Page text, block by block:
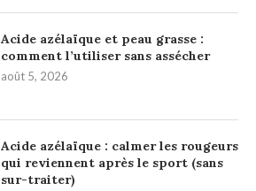
Acide azélaïque et peau grasse :
comment l’utiliser sans assécher
août 5, 2026
Acide azélaïque : calmer les rougeurs
qui reviennent après le sport (sans
sur-traiter)